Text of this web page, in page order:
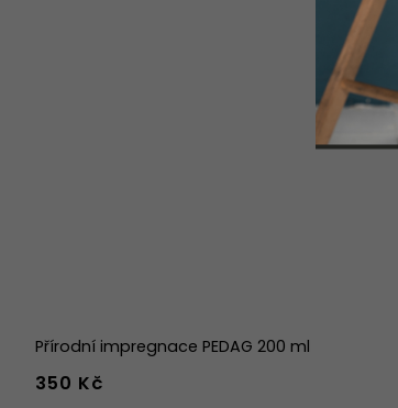
Přírodní impregnace PEDAG 200 ml
350 Kč